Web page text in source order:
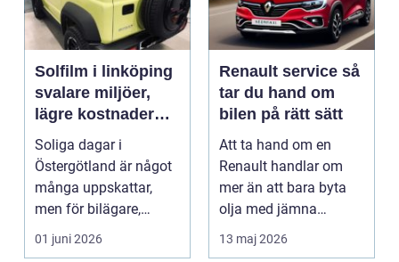
Solfilm i linköping
svalare miljöer,
lägre kostnader
och bättre komfort
Soliga dagar i
Östergötland är något
många uppskattar,
men för bilägare,
båtägare och
fastighetsförv...
01 juni 2026
Renault service så
tar du hand om
bilen på rätt sätt
Att ta hand om en
Renault handlar om
mer än att bara byta
olja med jämna
mellanrum. För många
biläga...
13 maj 2026